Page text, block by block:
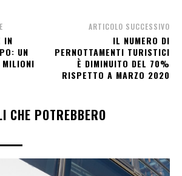
IN
UN
ARTICOLO SUCCESSIVO
IL NUMERO DI
PERNOTTAMENTI TURISTICI
È DIMINUITO DEL 70%
RISPETTO A MARZO 2020
CHE POTREBBERO